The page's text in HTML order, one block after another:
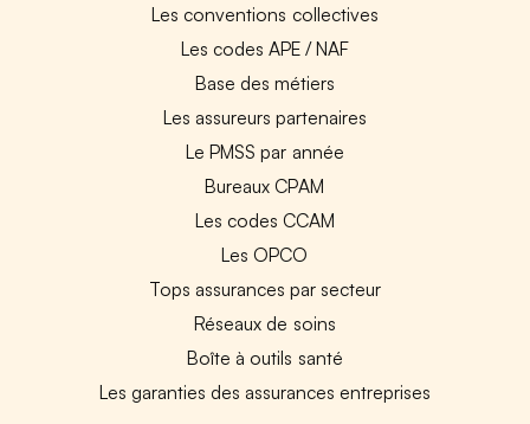
Les conventions collectives
Les codes APE / NAF
Base des métiers
Les assureurs partenaires
Le PMSS par année
Bureaux CPAM
Les codes CCAM
Les OPCO
Tops assurances par secteur
Réseaux de soins
Boîte à outils santé
Les garanties des assurances entreprises